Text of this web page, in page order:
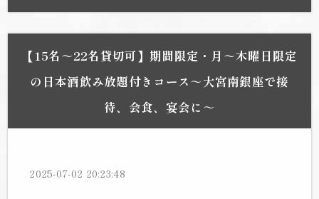
【15名～22名貸切可】期間限定・月～木曜日限定
の日本酒飲み放題付きコース～大宮南銀座で接
待、会食、宴会に～
2025-07-02 20:23:48